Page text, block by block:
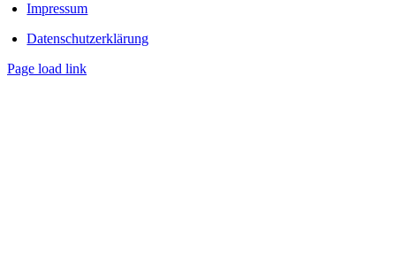
Impressum
Datenschutzerklärung
Page load link